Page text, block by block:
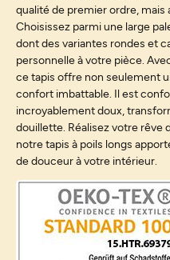
qualité de premier ordre, mais
Choisissez parmi une large
dont des variantes rondes et
personnelle à votre pièce.
ce tapis offre non seulement
confort imbattable. Il est
incroyablement doux,
douillette. Réalisez votre rêve
notre tapis à poils longs
de douceur à votre intérieur.